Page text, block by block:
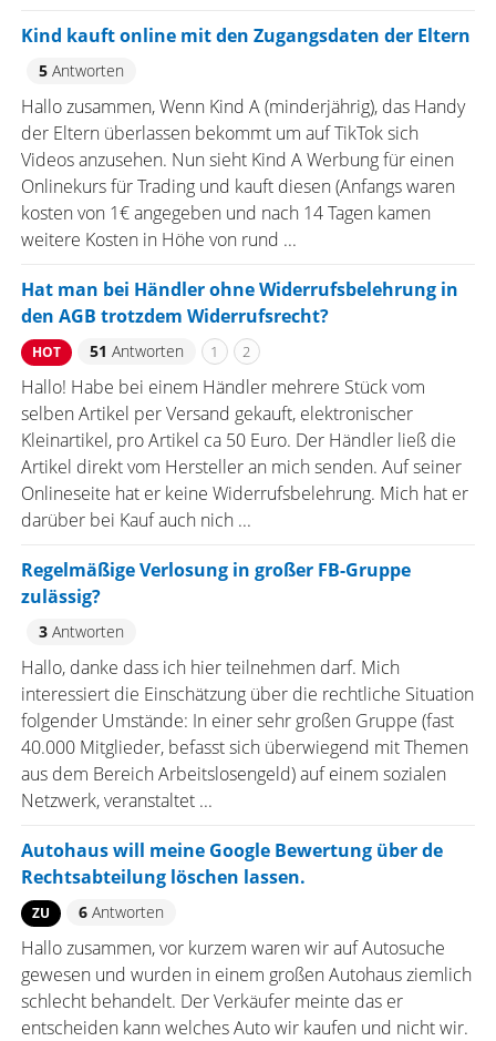
Kind kauft online mit den Zugangsdaten der Eltern
5Antworten
Hallo zusammen, Wenn Kind A (minderjährig), das Handy
der Eltern überlassen bekommt um auf TikTok sich
Videos anzusehen. Nun sieht Kind A Werbung für einen
Onlinekurs für Trading und kauft diesen (Anfangs waren
kosten von 1€ angegeben und nach 14 Tagen kamen
weitere Kosten in Höhe von rund ...
Hat man bei Händler ohne Widerrufsbelehrung in
den AGB trotzdem Widerrufsrecht?
HOT 51 Antworten 1 2
Hallo! Habe bei einem Händler mehrere Stück vom
selben Artikel per Versand gekauft, elektronischer
Kleinartikel, pro Artikel ca 50 Euro. Der Händler ließ die
Artikel direkt vom Hersteller an mich senden. Auf seiner
Onlineseite hat er keine Widerrufsbelehrung. Mich hat er
darüber bei Kauf auch nich ...
Regelmäßige Verlosung in großer FB-Gruppe
zulässig?
3Antworten
Hallo, danke dass ich hier teilnehmen darf. Mich
interessiert die Einschätzung über die rechtliche Situation
folgender Umstände: In einer sehr großen Gruppe (fast
40.000 Mitglieder, befasst sich überwiegend mit Themen
aus dem Bereich Arbeitslosengeld) auf einem sozialen
Netzwerk, veranstaltet ...
Autohaus will meine Google Bewertung über de
Rechtsabteilung löschen lassen.
ZU 6Antworten
Hallo zusammen, vor kurzem waren wir auf Autosuche
gewesen und wurden in einem großen Autohaus ziemlich
schlecht behandelt. Der Verkäufer meinte das er
entscheiden kann welches Auto wir kaufen und nicht wir.